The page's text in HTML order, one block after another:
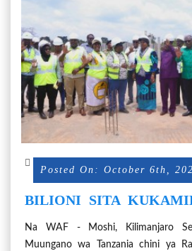
Posted On: October 6th,
BILIONI SITA
BILIONI 44 VIFAA TIBA
Na WAF - Moshi, Kilimanjaro
Muungano wa Tanzania chini ya